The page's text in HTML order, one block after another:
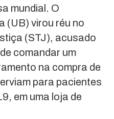
mundial. O
(UB) virou réu no
(STJ), acusado
comandar um
na compra de
para pacientes
em uma loja de